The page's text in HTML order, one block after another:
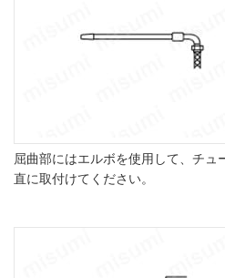
屈曲部にはエルボを使用して、チュ
直に取付けてください。